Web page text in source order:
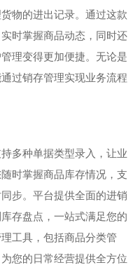
物的进出记录。通过这款
时掌握商品动态，同时还
理变得更加便捷。无论是
过销存管理实现业务流程
多种单据类型录入，让业
时掌握商品库存情况，支
步。平台提供全面的进销
存盘点，一站式满足您的
工具，包括商品分类管
您的日常经营提供全方位